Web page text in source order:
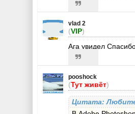
vlad 2
(VIP)
Ага увидел
pooshock
(Тут живёт)
Цитата: